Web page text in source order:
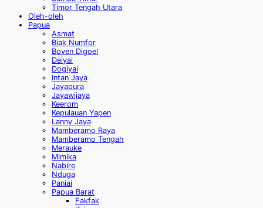
Timor Tengah Utara
Oleh-oleh
Papua
Asmat
Biak Numfor
Boven Digoel
Deiyai
Dogiyai
Intan Jaya
Jayapura
Jayawijaya
Keerom
Kepulauan Yapen
Lanny Jaya
Mamberamo Raya
Mamberamo Tengah
Merauke
Mimika
Nabire
Nduga
Paniai
Papua Barat
Fakfak